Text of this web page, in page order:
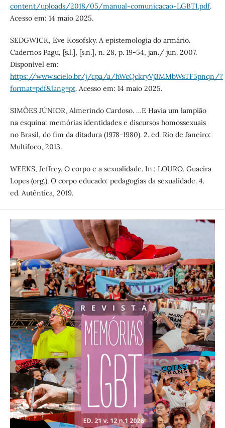
content/uploads/2018/05/manual-comunicacao-LGBTI.pdf.
Acesso em: 14 maio 2025.
SEDGWICK, Eve Kosofsky. A epistemologia do armário.
Cadernos Pagu, [s.l.], [s.n.], n. 28, p. 19-54, jan./ jun. 2007.
Disponível em:
https://www.scielo.br/j/cpa/a/hWcQckryVj3MMbWsTF5pnqn/?
format=pdf&lang=pt. Acesso em: 14 maio 2025.
SIMÕES JÚNIOR, Almerindo Cardoso. …E Havia um lampião
na esquina: memórias identidades e discursos homossexuais
no Brasil, do fim da ditadura (1978-1980). 2. ed. Rio de Janeiro:
Multifoco, 2013.
WEEKS, Jeffrey. O corpo e a sexualidade. In.: LOURO. Guacira
Lopes (org.). O corpo educado: pedagogias da sexualidade. 4.
ed. Autêntica, 2019.